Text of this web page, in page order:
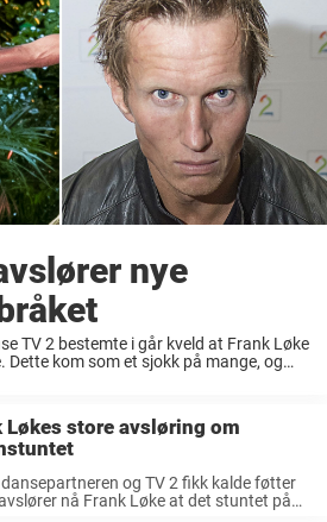
nye
TV 2 bestemte i går kveld at Frank Løke
Dette kom som et sjokk på mange, og
Løkes store avsløring om
og TV 2 fikk kalde føtter
nå Frank Løke at det stuntet på